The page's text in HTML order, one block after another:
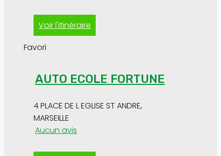
Voir l'itinéraire
Favori
AUTO ECOLE FORTUNE
4 PLACE DE L EGLISE ST ANDRE,
MARSEILLE
Aucun avis